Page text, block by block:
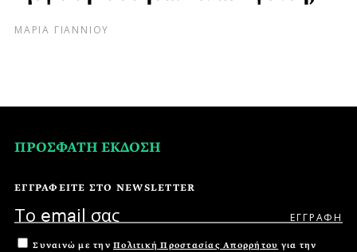
ΜΑΡΙΑ ΓΙΑΝΝΙΟΥ
ΠΡΟΣΦΑΤΗ ΕΚΔΟΣΗ
ΕΓΓΡΑΦΕΙΤΕ ΣΤΟ NEWSLETTER
Συναινώ με την Πολιτική Προστασίας Απορρήτου για την